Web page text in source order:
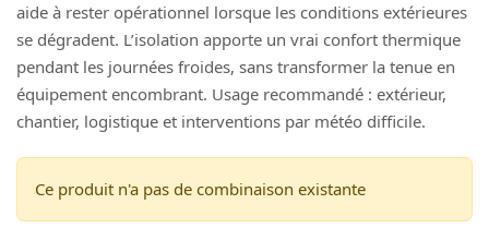
aide à rester opérationnel lorsque les conditions extérieures
se dégradent. L’isolation apporte un vrai confort thermique
pendant les journées froides, sans transformer la tenue en
équipement encombrant. Usage recommandé : extérieur,
chantier, logistique et interventions par météo difficile.
Ce produit n'a pas de combinaison existante